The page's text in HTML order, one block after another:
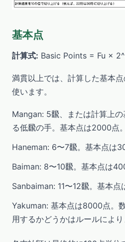
基本点
計算式: Basic Points = Fu ×
満貫以上では、計算した基本
使います。
Mangan: 5飜、または計算上
る低飜の手。基本点は2000点。
Haneman: 6〜7飜。基本点は
Baiman: 8〜10飜。基本点は
Sanbaiman: 11〜12飜。基本点
Yakuman: 基本点は8000点。
用するかどうかはルールにより